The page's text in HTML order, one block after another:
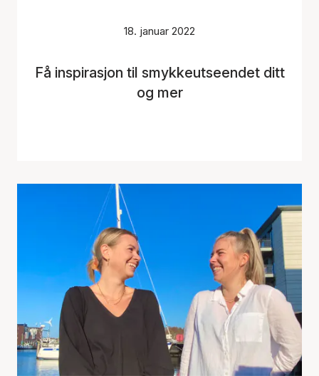
18. januar 2022
Få inspirasjon til smykkeutseendet ditt
og mer